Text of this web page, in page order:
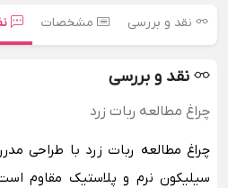
نقد و بررسی مشخصات
نقد و بررسی
چراغ مطالعه ربات زرد
چراغ مطالعه ربات زرد با طراحی
سیلیکون نرم و پلاستیک مقاوم